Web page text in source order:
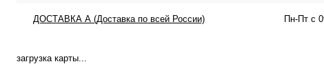
ДОСТАВКА А (Доставка по всей России) Пн-Пт с
загрузка карты...